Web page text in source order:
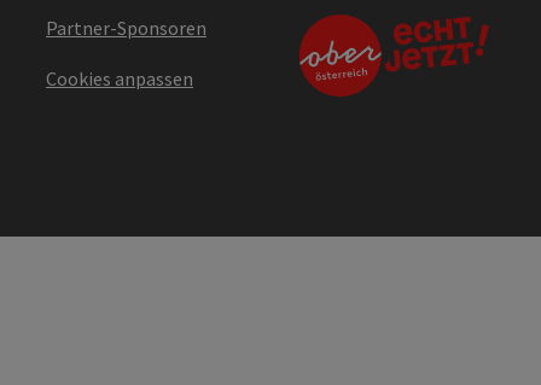
Partner-Sponsoren
Cookies anpassen